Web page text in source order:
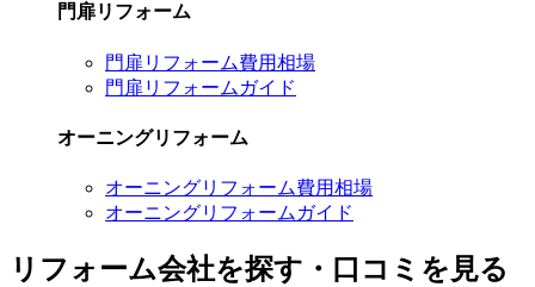
門扉リフォーム
門扉リフォーム費用相場
門扉リフォームガイド
オーニングリフォーム
オーニングリフォーム費用相場
オーニングリフォームガイド
リフォーム会社を探す・口コミを見る